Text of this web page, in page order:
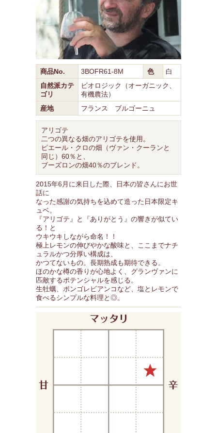
商品No. 3BOFR61-8M 色
白
自然派カテ
ゴリ
ビオロジック（オーガニック、
有機農法）
産地
フランス ブルゴーニュ
アリゴテ
二つの異なる畑のアリゴテを使用。
ピエール・クロの畑（ヴァン・クーランと
同じ）60％と、
ブーズロンの畑40％のブレンド。
2015年6月に来日した際、日本の皆さんにお世
話に
なった感謝の気持ちを込めて造った日本限定キ
ュベ。
『アリゴテ』と『ありがとう』の響きが似てい
る！と
ウキウキしながら命名！！
極上レモンの伸びやかな酸味と、ここまでナチ
ュラルかつ分厚い構成は、
かつてないもの。長期熟成も期待できる。
ほのかな樽の香りが心地よく、グランヴァンに
匹敵するポテンシャルを感じる。
生牡蠣、ボンゴレビアンコなど、塩とレモンで
食べるシンプルな料理と◎。